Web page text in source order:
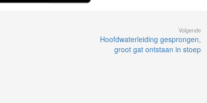
Volgende
Hoofdwaterleiding gesprongen,
groot gat ontstaan in stoep